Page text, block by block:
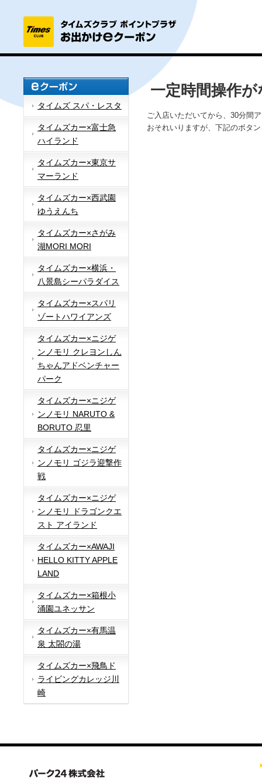
タイムズ スパ・レスタ
タイムズカー×富士急
ハイランド
タイムズカー×東京サ
マーランド
タイムズカー×西武園
ゆうえんち
タイムズカー×さがみ
湖MORI MORI
タイムズカー×横浜・
八景島シーパラダイス
タイムズカー×スパリ
ゾートハワイアンズ
タイムズカー×ニジゲ
ンノモリ クレヨンしん
ちゃんアドベンチャー
パーク
タイムズカー×ニジゲ
ンノモリ NARUTO &
BORUTO 忍里
タイムズカー×ニジゲ
ンノモリ ゴジラ迎撃作
戦
タイムズカー×ニジゲ
ンノモリ ドラゴンクエ
スト アイランド
タイムズカー×AWAJI
HELLO KITTY APPLE
LAND
タイムズカー×箱根小
涌園ユネッサン
タイムズカー×有馬温
泉 太閤の湯
タイムズカー×飛鳥ド
ライビングカレッジ川
崎
一定時間操作
ご入店いただいてから、30分間
おそれいりますが、下記のボタ